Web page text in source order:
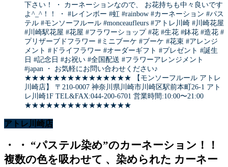
下さい！ ・ カーネーションなので、 お花持ちも中々良いです
よ^_^！！ ・ #レインボー #虹 #rainbow #カーネーション #パス
テル #モンソーフルール #monceaufleurs #アトレ川崎 #川崎花屋
#川崎駅花屋 #花屋 #フラワーショップ #花 #生花 #鉢花 #造花 #
プリザーブドフラワー #ミニブーケ #ブーケ #花束 #アレンジ
メント #ドライフラワー #オーダーギフト #プレゼント #誕生
日 #記念日 #お祝い #全国配送 #フラワーアレンジメント
#japan ・ お気軽にお問い合わせください♪
★★★★★★★★★★★★★★★ 【モンソーフルール アトレ
川崎店】 〒210-0007 神奈川県川崎市川崎区駅前本町26-1 アト
レ川崎1F TEL&FAX:044-200-6701 営業時間:10:00〜21:00
★★★★★★★★★★★★★★★
アトレ川崎店
・ ・ “パステル染め”のカーネーション！！
複数の色を吸わせて 、染められた カーネー